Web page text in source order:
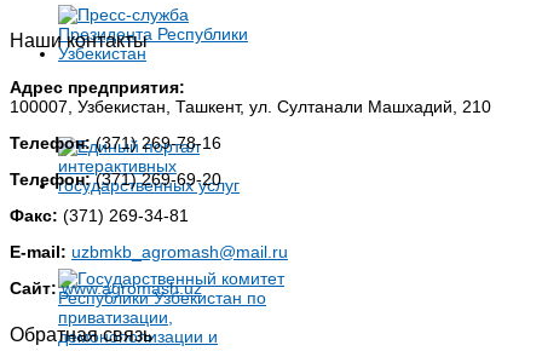
Наши контакты
Адрес предприятия:
100007, Узбекистан, Ташкент, ул. Султанали Машхадий, 210
Телефон:(371) 269-78-16
Телефон:(371) 269-69-20
Факс: (371) 269-34-81
E-mail: uzbmkb_agromash@mail.ru
Сайт: www.agromash.uz
Обратная связь